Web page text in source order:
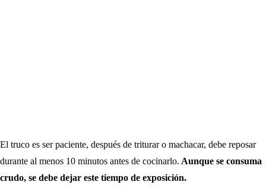
El truco es ser paciente, después de triturar o machacar, debe reposar
durante al menos 10 minutos antes de cocinarlo. Aunque se consuma
crudo, se debe dejar este tiempo de exposición.